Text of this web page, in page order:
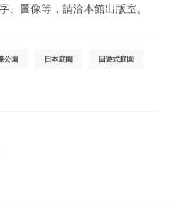
、圖像等，請洽本館出版室。
公園 日本庭園 回遊式庭園